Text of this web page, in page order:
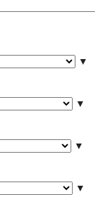
▼
▼
▼
▼